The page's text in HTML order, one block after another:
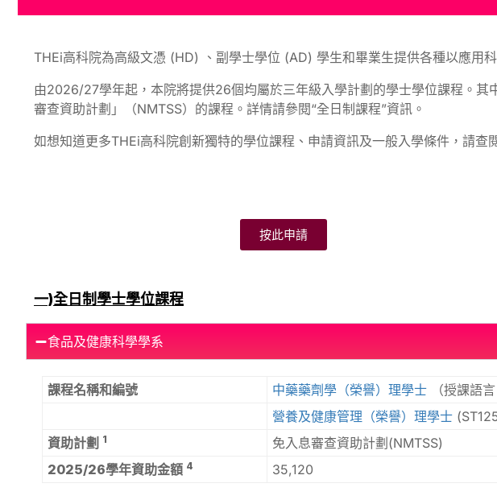
THEi高科院為高級文憑 (HD) 、副學士學位 (AD) 學生和畢業生提供各種以應用
由2026/27學年起，本院將提供26個均屬於三年級入學計劃的學士學位課程。其
審查資助計劃」（NMTSS）的課程。詳情請參閱“全日制課程”資訊。
如想知道更多THEi高科院創新獨特的學位課程、申請資訊及一般入學條件，請查
按此申請
一)全日制學士學位課程
食品及健康科學學系
課程名稱和編號 中藥藥劑學（榮譽）理學士 （授課語
營養及健康管理（榮譽）理學士
資助計劃 1
免入息審查資助計劃(NMTSS)
2025/26學年資助金額 4 35,120